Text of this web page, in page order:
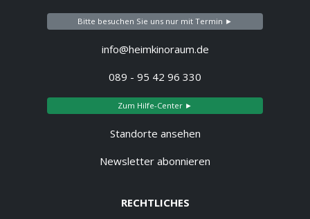
Bitte besuchen Sie uns nur mit Termin ►
info@heimkinoraum.de
089 - 95 42 96 330
Zum Hilfe-Center ►
Standorte ansehen
Newsletter abonnieren
RECHTLICHES